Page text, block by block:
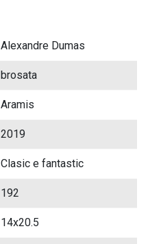
Alexandre Dumas
brosata
Aramis
2019
Clasic e fantastic
192
14x20.5